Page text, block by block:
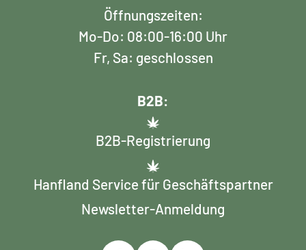
Öffnungszeiten:
Mo-Do: 08:00-16:00 Uhr
Fr, Sa: geschlossen
B2B:
B2B-Registrierung
Hanfland Service für Geschäftspartner
Newsletter-Anmeldung